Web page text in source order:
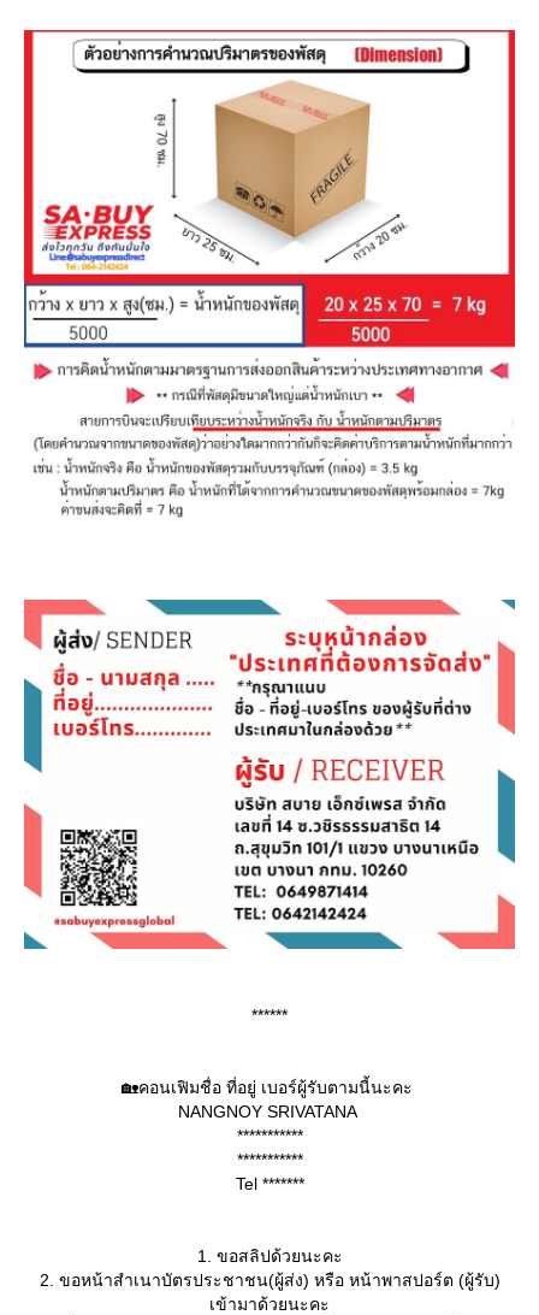
******
🏡คอนเฟิมชื่อ ที่อยู่ เบอร์ผู้รับตามนี้นะคะ
NANGNOY SRIVATANA
***********
***********
Tel *******
1. ขอสลิปด้วยนะคะ
2. ขอหน้าสำเนาบัตรประชาชน(ผู้ส่ง) หรือ หน้าพาสปอร์ต (ผู้รับ)
เข้ามาด้วยนะคะ